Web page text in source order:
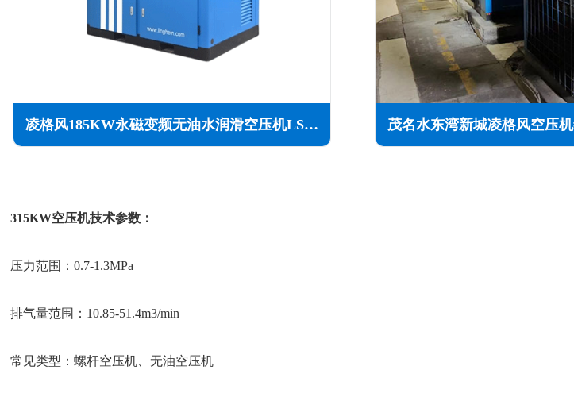
凌格风185KW永磁变频无油水润滑空压机LSW PM系列
315KW空压机技术参数：
压力范围：0.7-1.3MPa
排气量范围：10.85-51.4m3/min
常见类型：螺杆空压机、无油空压机